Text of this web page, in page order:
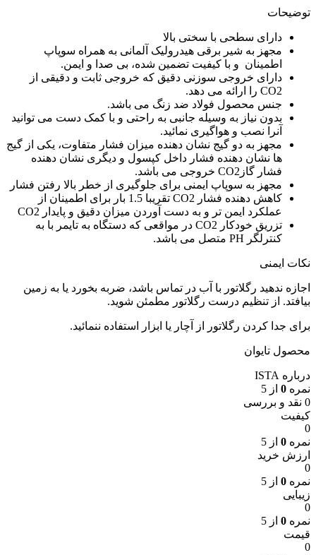
توضیحات
دارای سطحی با سختی بالا
مجهز به شیر برقی هیدرولیک آلمانی به همراه سوپاپ
اطمینان و با کیفیت تضمین شده، بی صدا و ایمن.
دارای خروجی سوزنی دقیق که خروجی ثابت و دقیقی از
CO2 را ارائه می دهد.
جنس محصول فولاد ضد زنگ می باشد.
بدون نیاز به وسیله جانبی به راحتی و با کمک دست می توانید
آنرا نصب و هواگیری نمائید.
مجهز به دو گیج نشان دهنده میزان فشار متفاوت، یکی از گیج
ها نشان دهنده فشار داخل کپسول و دیگری نشان دهنده
فشار گازCO2 خروجی می باشد.
مجهز به سوپاپ ایمنی برای جلوگیری از خطر بالا رفتن فشار
کاهش دهنده فشار CO2 تقریبا 1.5 بار برای اطمینان از
عملکرد ایمن تر و به دست آوردن میزان دقیق و پایدار CO2
تزریق خودکار CO2 در مواقعی که دستگاه به تایمر با به
کنترلگر PH متصل می باشد.
نکات ایمنی
اجازه ندهید رگلاتور با آب در تماس باشد، ضربه بخورد یا به زمین
بیافتد. از تنظیم درست رگلاتور مطمئن شوید.
برای جدا کردن رگلاتور از آچار یا ابزار استفاده ننمائید.
محصول تایوان
درباره ISTA
نمره 0 از 5
0 نقد و بررسی
کیفیت
0
نمره 0 از 5
ارزش خرید
0
نمره 0 از 5
زیبایی
0
نمره 0 از 5
قیمت
0